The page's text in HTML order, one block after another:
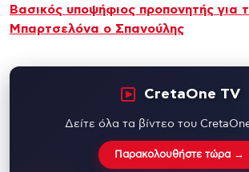
Βασικός υποψήφιος προπονητής για
Μπαρτσελόνα ο Σπανούλης
CretaOne TV
Δείτε όλα τα βίντεο του
Παρακολουθήστε τώρα →